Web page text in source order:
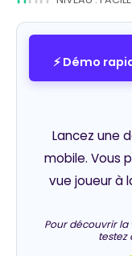
⚡ Démo
Lancez une
mobile. Vous
vue joueur à
Pour découvrir la
testez